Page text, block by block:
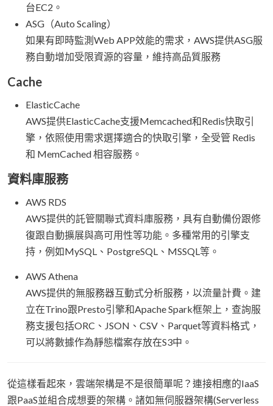
台EC2。
ASG（Auto Scaling）
如果有即時監測Web APP效能的需求，AWS提供ASG服
務自動增加受限資源的容量，維持高品質服務
Cache
ElasticCache
AWS提供ElasticCache支援Memcached和Redis快取引
擎，依照使用需求選擇適合的快取引擎，全受管 Redis
和 MemCached 相容服務。
資料庫服務
AWS RDS
AWS提供的託管關聯式資料庫服務，具有自動備份跟修
復跟自動擴展與高可用性等功能。多種常用的引擎支
持，例如MySQL、PostgreSQL、MSSQL等。
AWS Athena
AWS提供的無服務器互動式分析服務，以流量計費。建
立在Trino跟Presto引擎和Apache Spark框架上，查詢服
務支援包括ORC、JSON、CSV、Parquet等資料格式，
可以將數據作為靜態檔案存放在S3中。
從這樣看起來，雲端架構是不是很簡單呢？連接相應的IaaS
跟PaaS並組合成想要的架構。諸如無伺服器架構(Serverless